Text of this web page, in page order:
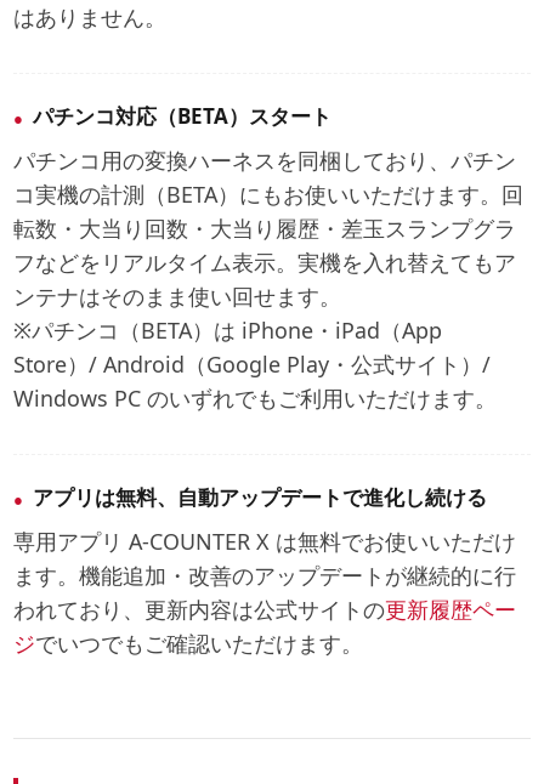
はありません。
パチンコ対応（BETA）スタート
パチンコ用の変換ハーネスを同梱しており、パチン
コ実機の計測（BETA）にもお使いいただけます。回
転数・大当り回数・大当り履歴・差玉スランプグラ
フなどをリアルタイム表示。実機を入れ替えてもア
ンテナはそのまま使い回せます。
※パチンコ（BETA）は iPhone・iPad（App
Store）/ Android（Google Play・公式サイト）/
Windows PC のいずれでもご利用いただけます。
アプリは無料、自動アップデートで進化し続ける
専用アプリ A-COUNTER X は無料でお使いいただけ
ます。機能追加・改善のアップデートが継続的に行
われており、更新内容は公式サイトの更新履歴ペー
ジでいつでもご確認いただけます。